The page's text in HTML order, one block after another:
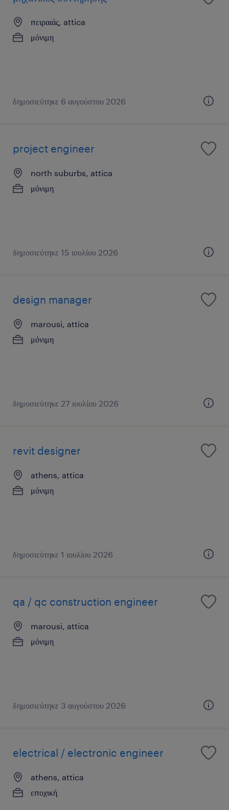
πειραιάς, attica
μόνιμη
δημοσιεύτηκε 6 αυγούστου 2026
project engineer
north suburbs, attica
μόνιμη
δημοσιεύτηκε 15 ιουλίου 2026
design manager
marousi, attica
μόνιμη
δημοσιεύτηκε 27 ιουλίου 2026
revit designer
athens, attica
μόνιμη
δημοσιεύτηκε 1 ιουλίου 2026
qa / qc construction engineer
marousi, attica
μόνιμη
δημοσιεύτηκε 3 αυγούστου 2026
electrical / electronic engineer
athens, attica
εποχική